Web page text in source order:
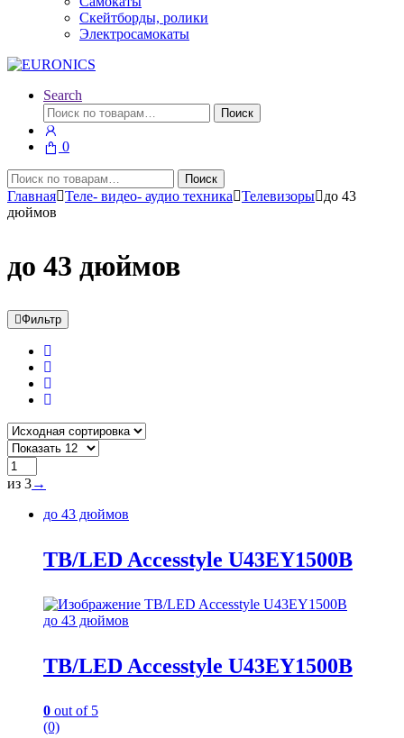
Скейтборды, ролики
Электросамокаты
Search
Искать:
Поиск
0
Искать:
Поиск
Главная Теле- видео- аудио техника Телевизоры
до 43
дюймов
до 43 дюймов
Фильтр
из 3→
до 43 дюймов
TB/LED Accesstyle U43EY1500B
до 43 дюймов
TB/LED Accesstyle U43EY1500B
0 out of 5
(0)